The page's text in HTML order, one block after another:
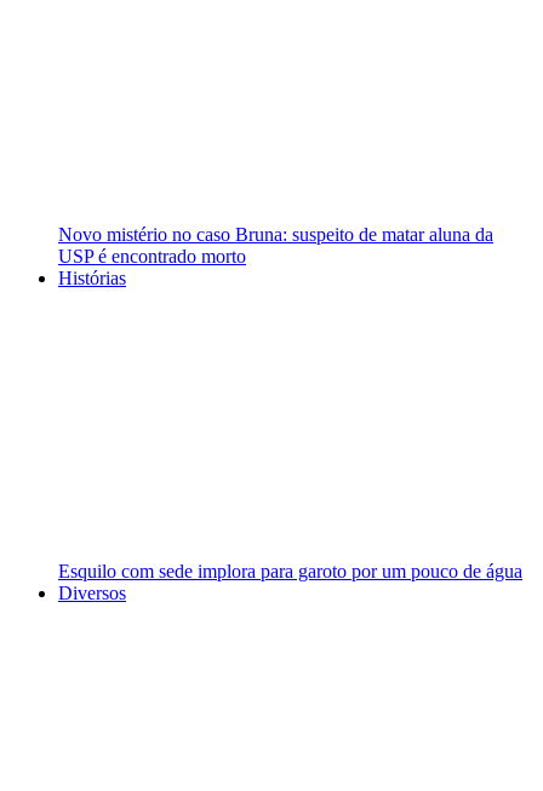
Novo mistério no caso Bruna: suspeito de matar aluna da
USP é encontrado morto
Histórias
Esquilo com sede implora para garoto por um pouco de água
Diversos